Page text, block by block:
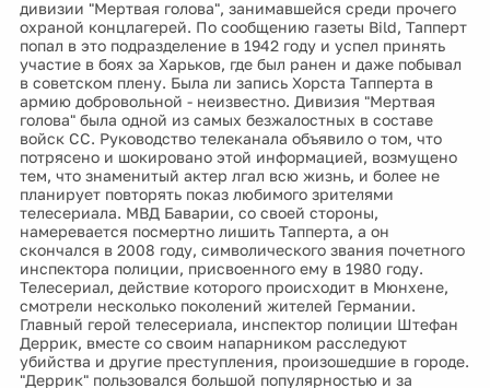
дивизии "Мертвая голова", занимавшейся среди прочего
охраной концлагерей. По сообщению газеты Bild, Тапперт
попал в это подразделение в 1942 году и успел принять
участие в боях за Харьков, где был ранен и даже побывал
в советском плену. Была ли запись Хорста Тапперта в
армию добровольной - неизвестно. Дивизия "Мертвая
голова" была одной из самых безжалостных в составе
войск СС. Руководство телеканала объявило о том, что
потрясено и шокировано этой информацией, возмущено
тем, что знаменитый актер лгал всю жизнь, и более не
планирует повторять показ любимого зрителями
телесериала. МВД Баварии, со своей стороны,
намеревается посмертно лишить Тапперта, а он
скончался в 2008 году, символического звания почетного
инспектора полиции, присвоенного ему в 1980 году.
Телесериал, действие которого происходит в Мюнхене,
смотрели несколько поколений жителей Германии.
Главный герой телесериала, инспектор полиции Штефан
Деррик, вместе со своим напарником расследуют
убийства и другие преступления, произошедшие в городе.
"Деррик" пользовался большой популярностью и за